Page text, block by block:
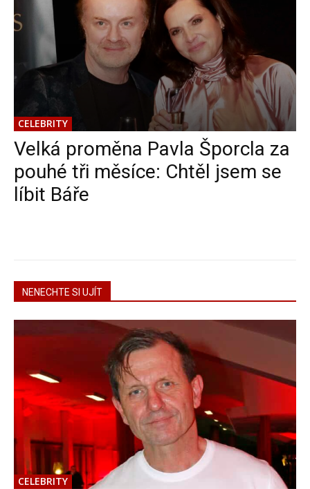
CELEBRITY
Velká proměna Pavla Šporcla za
pouhé tři měsíce: Chtěl jsem se
líbit Báře
NENECHTE SI UJÍT
CELEBRITY